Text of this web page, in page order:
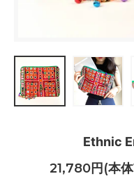
Ethnic
21,780円(本